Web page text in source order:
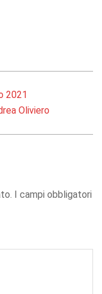
2021
Oliviero
I campi obbligatori